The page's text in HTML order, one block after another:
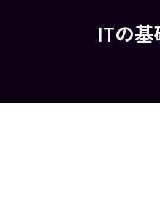
ITの